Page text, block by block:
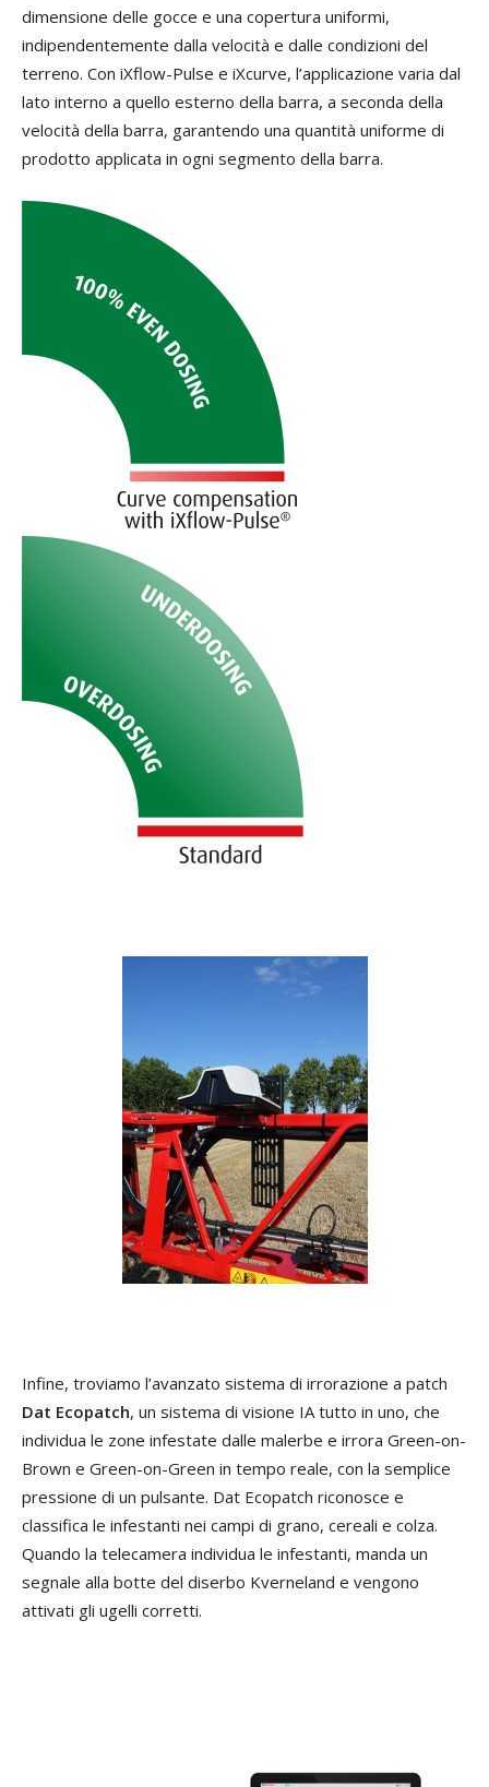
dimensione delle gocce e una copertura uniformi,
indipendentemente dalla velocità e dalle condizioni del
terreno. Con iXflow-Pulse e iXcurve, l’applicazione varia dal
lato interno a quello esterno della barra, a seconda della
velocità della barra, garantendo una quantità uniforme di
prodotto applicata in ogni segmento della barra.
Infine, troviamo l’avanzato sistema di irrorazione a patch
Dat Ecopatch, un sistema di visione IA tutto in uno, che
individua le zone infestate dalle malerbe e irrora Green-on-
Brown e Green-on-Green in tempo reale, con la semplice
pressione di un pulsante. Dat Ecopatch riconosce e
classifica le infestanti nei campi di grano, cereali e colza.
Quando la telecamera individua le infestanti, manda un
segnale alla botte del diserbo Kverneland e vengono
attivati gli ugelli corretti.